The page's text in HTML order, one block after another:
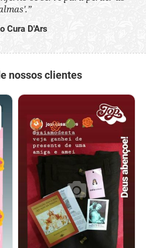
Cura D'Ars
nossos clientes